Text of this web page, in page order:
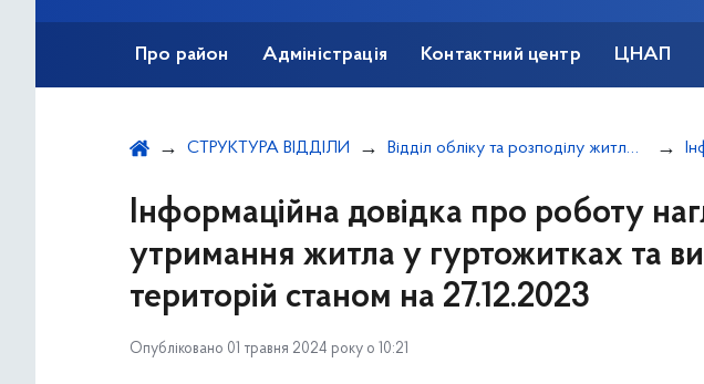
Про район Адміністрація Контактний центр ЦНАП
СТРУКТУРА ВІДДІЛИ Відділ обліку та розподілу житлової площі
Інформаційна довідка про роботу
утримання житла у гуртожитках та
територій станом на 27.12.2023
Опубліковано 01 травня 2024 року о 10:21